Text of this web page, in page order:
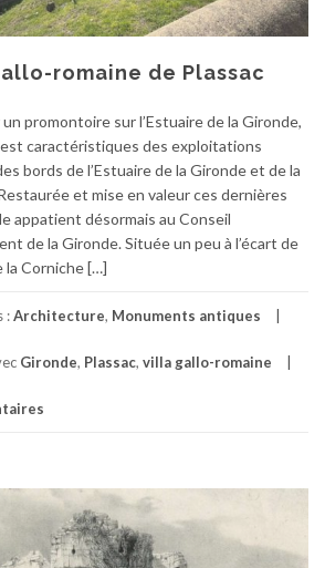
romaine de Plassac
promontoire sur l’Estuaire de la Gironde,
caractéristiques des exploitations
bords de l’Estuaire de la Gironde et de la
et mise en valeur ces dernières
appatient désormais au Conseil
de la Gironde. Située un peu à l’écart de
la Corniche […]
:Architecture, Monuments antiques
Gironde, Plassac, villa gallo-romaine